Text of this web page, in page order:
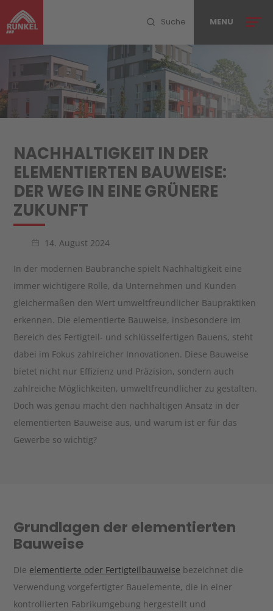
Suche
MENU
Leistungen
PlanConsult
Referenzen
Unternehmen
Blog
Kontakt
Karriere
Infocenter
NACHHALTIGKEIT IN DER
ELEMENTIERTEN BAUWEISE:
DER WEG IN EINE GRÜNERE
ZUKUNFT
14. August 2024
In der modernen Baubranche spielt Nachhaltigkeit eine
immer wichtigere Rolle, da Unternehmen und Kunden
gleichermaßen den Wert umweltfreundlicher Baupraktiken
erkennen. Die elementierte Bauweise, insbesondere im
Bereich des Fertigteil- und schlüsselfertigen Bauens, steht
dabei im Fokus zahlreicher Innovationen. Diese Bauweise
bietet nicht nur Effizienz und Präzision, sondern auch
zahlreiche Möglichkeiten, umweltfreundlicher zu gestalten.
Doch was genau macht den nachhaltigen Ansatz in der
elementierten Bauweise aus, und warum ist er für das
Gewerbe so wichtig?
Grundlagen der elementierten
Bauweise
Die elementierte oder Fertigteilbauweise bezeichnet die
Verwendung vorgefertigter Bauelemente, die in einer
kontrollierten Fabrikumgebung hergestellt und